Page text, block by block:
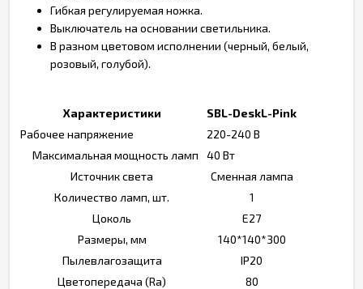
Гибкая регулируемая ножка.
Выключатель на основании светильника.
В разном цветовом исполнении (черный, белый,
розовый, голубой).
Характеристики
SBL-DeskL-Pink
Рабочее напряжение
220-240 В
Максимальная мощность ламп
40 Вт
Источник света
Сменная лампа
Количество ламп, шт.
1
Цоколь
E27
Размеры, мм
140*140*300
Пылевлагозащита
IP20
Цветопередача (Ra)
80